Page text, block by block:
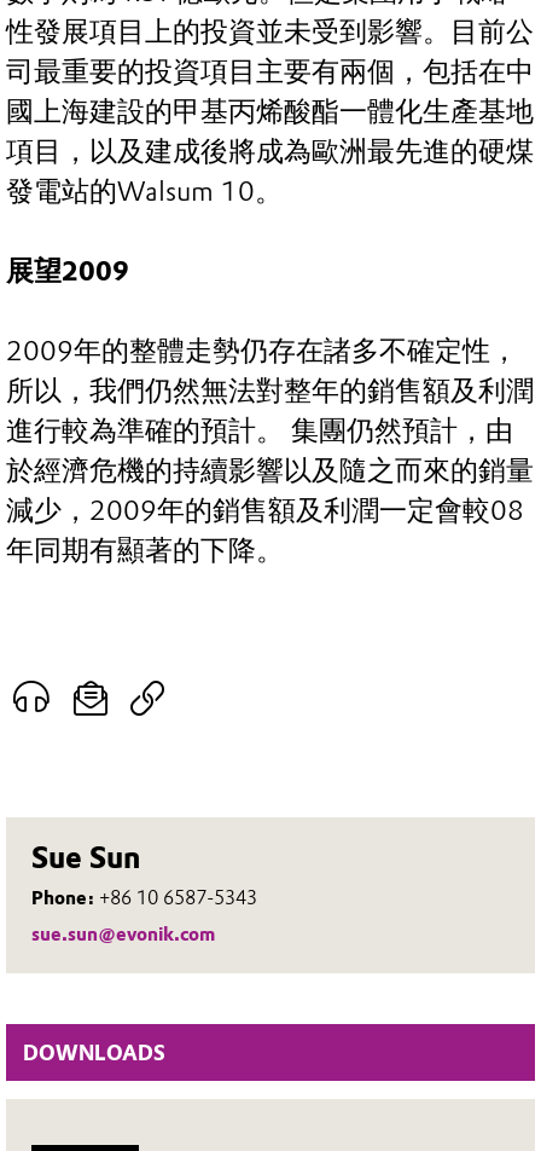
Sue Sun
Phone: +86 10 6587-5343
sue.sun@evonik.com
DOWNLOADS
性發展項目上的投資並未受到影響。目前公
司最重要的投資項目主要有兩個，包括在中
國上海建設的甲基丙烯酸酯一體化生產基地
項目，以及建成後將成為歐洲最先進的硬煤
發電站的Walsum 10。
展望2009
2009年的整體走勢仍存在諸多不確定性，
所以，我們仍然無法對整年的銷售額及利潤
進行較為準確的預計。 集團仍然預計，由
於經濟危機的持續影響以及隨之而來的銷量
減少，2009年的銷售額及利潤一定會較08
年同期有顯著的下降。